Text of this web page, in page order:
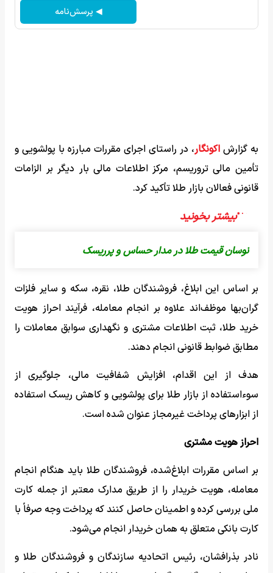
◀ پرسش‌نامه
به گزارش اکونگار، در راستای اجرای مقررات مبارزه با پولشویی و
تأمین مالی تروریسم، مرکز اطلاعات مالی بار دیگر بر الزامات
قانونی فعالان بازار طلا تأکید کرد.
نوسان قیمت طلا در مدار حساس و پرریسک
بر اساس این ابلاغ، فروشندگان طلا، نقره، سکه و سایر فلزات
گران‌بها موظف‌اند علاوه بر انجام معامله، فرآیند احراز هویت
خرید طلا، ثبت اطلاعات مشتری و نگهداری سوابق معاملات را
مطابق ضوابط قانونی انجام دهند.
هدف از این اقدام، افزایش شفافیت مالی، جلوگیری از
سوءاستفاده از بازار طلا برای پولشویی و کاهش ریسک استفاده
از ابزارهای پرداخت غیرمجاز عنوان شده است.
احراز هویت مشتری
بر اساس مقررات ابلاغ‌شده، فروشندگان طلا باید هنگام انجام
معامله، هویت خریدار را از طریق مدارک معتبر از جمله کارت
ملی بررسی کرده و اطمینان حاصل کنند که پرداخت وجه صرفاً با
کارت بانکی متعلق به همان خریدار انجام می‌شود.
نادر بذرافشان، رئیس اتحادیه سازندگان و فروشندگان طلا و